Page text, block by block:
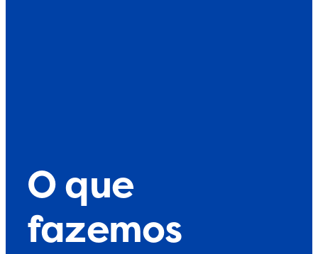
O que
fazemos